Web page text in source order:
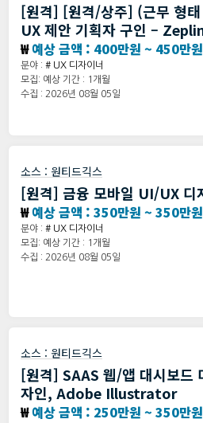
[원격] [원격/상주] (근무 형태
UX 제안 기획자 구인 –
₩예상 금액 : 400만원 ~ 450만
분야 : # UX 디자이너
모집: 예상 기간 : 1개월
수집 : 2026년 08월 05일
소스 : 원티드긱스
[원격] 금융 모바일 UI/UX
₩예상 금액 : 350만원 ~ 350만
분야 : # UX 디자이너
모집: 예상 기간 : 1개월
수집 : 2026년 08월 05일
소스 : 원티드긱스
[원격] SAAS 웹/앱 대시보드
자인, Adobe Illustrator
₩예상 금액 : 250만원 ~ 350만